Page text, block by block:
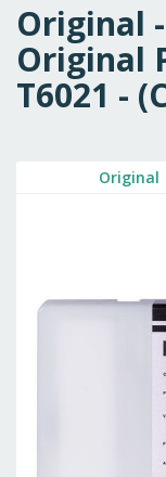
Original
Original
T6021 -
images
Original